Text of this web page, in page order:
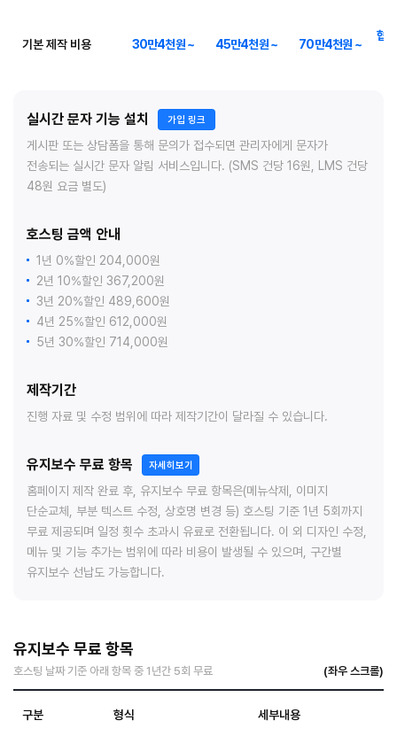
기본 제작 비용 30만4천원 ~ 45만4천원 ~ 70만4천원 ~
협
실시간 문자 기능 설치 가입 링크
게시판 또는 상담폼을 통해 문의가 접수되면 관리자에게 문자가
전송되는 실시간 문자 알림 서비스입니다. (SMS 건당 16원, LMS 건당
48원 요금 별도)
호스팅 금액 안내
1년 0%할인 204,000원
2년 10%할인 367,200원
3년 20%할인 489,600원
4년 25%할인 612,000원
5년 30%할인 714,000원
제작기간
진행 자료 및 수정 범위에 따라 제작기간이 달라질 수 있습니다.
유지보수 무료 항목 자세히보기
홈페이지 제작 완료 후, 유지보수 무료 항목은(메뉴삭제, 이미지
단순교체, 부분 텍스트 수정, 상호명 변경 등) 호스팅 기준 1년 5회까지
무료 제공되며 일정 횟수 초과시 유료로 전환됩니다. 이 외 디자인 수정,
메뉴 및 기능 추가는 범위에 따라 비용이 발생될 수 있으며, 구간별
유지보수 선납도 가능합니다.
유지보수 무료 항목
호스팅 날짜 기준 아래 항목 중 1년간 5회 무료
구분 형식 세부내용